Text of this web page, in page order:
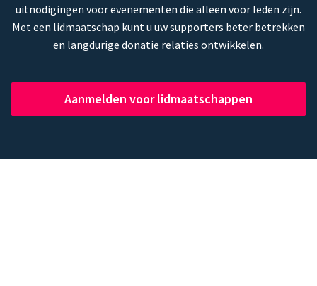
uitnodigingen voor evenementen die alleen voor leden zijn.
Met een lidmaatschap kunt u uw supporters beter betrekken
en langdurige donatie relaties ontwikkelen.
Aanmelden voor lidmaatschappen